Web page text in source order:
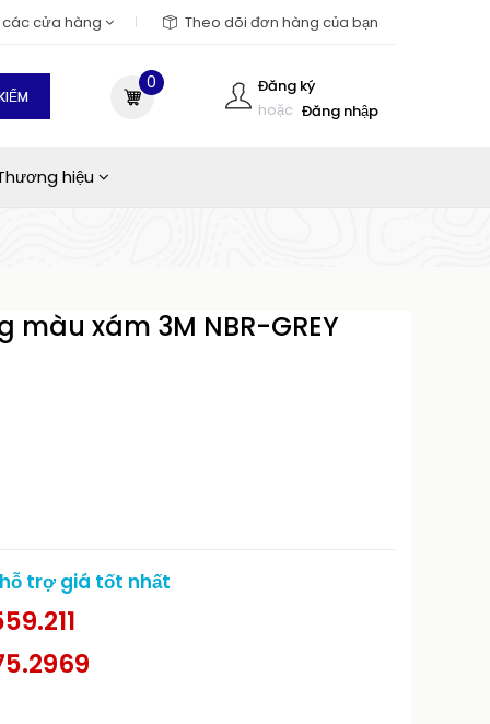
cửa hàng Theo dõi đơn hàng của bạn
Đăng ký
hoặc Đăng nhập
0
hiệu
xám 3M NBR-GREY
trợ giá tốt nhất